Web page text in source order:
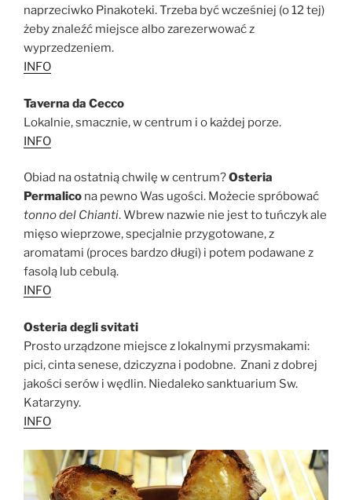
naprzeciwko Pinakoteki. Trzeba być wcześniej (o 12 tej)
żeby znaleźć miejsce albo zarezerwować z
wyprzedzeniem.
INFO
Taverna da Cecco
Lokalnie, smacznie, w centrum i o każdej porze.
INFO
Obiad na ostatnią chwilę w centrum?Osteria
Permalico na pewno Was ugości. Możecie spróbować
tonno del Chianti. Wbrew nazwie nie jest to tuńczyk ale
mięso wieprzowe, specjalnie przygotowane, z
aromatami (proces bardzo długi) i potem podawane z
fasolą lub cebulą.
INFO
Osteria degli svitati
Prosto urządzone miejsce z lokalnymi przysmakami:
pici, cinta senese, dziczyzna i podobne. Znani z dobrej
jakości serów i wędlin. Niedaleko sanktuarium Sw.
Katarzyny.
INFO